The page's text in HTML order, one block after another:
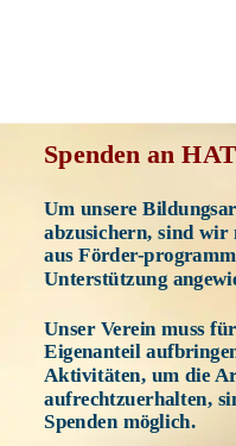
Spenden an
Um unsere
abzusichern, sind wir
aus Förder-
Unterstützung
Unser Verein muss
Eigenanteil
Aktivitäten, um die
aufrechtzuerhalten,
Spenden möglich.